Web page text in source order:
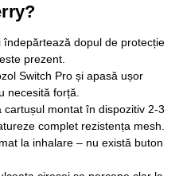
dopul de protecție
prezent.
Switch Pro și apasă ușor
necesită forță.
montat în dispozitiv 2-3
complet rezistența mesh.
la inhalare – nu există buton